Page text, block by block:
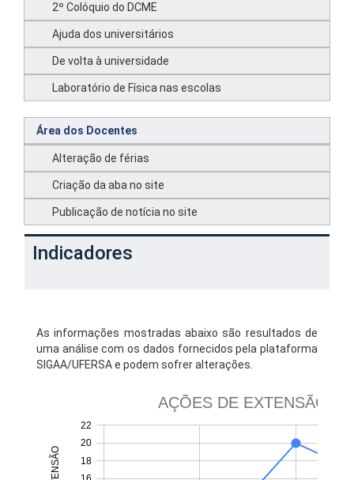
2º Colóquio do DCME
Ajuda dos universitários
De volta à universidade
Laboratório de Física nas escolas
Área dos Docentes
Alteração de férias
Criação da aba no site
Publicação de notícia no site
Indicadores
As informações mostradas abaixo são resultados de
uma análise com os dados fornecidos pela plataforma
SIGAA/UFERSA e podem sofrer alterações.